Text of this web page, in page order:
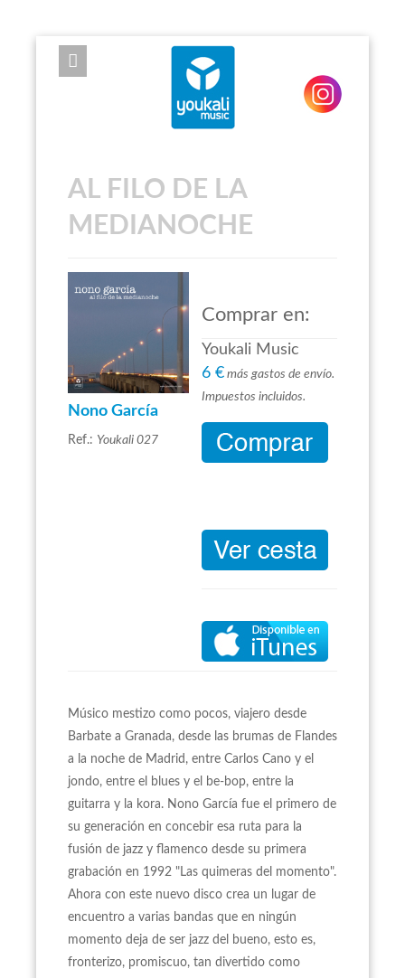
EXPOSE FRAMEWORK FOR JOOMLA 2.5 AND 3.0+
AL FILO DE LA
MEDIANOCHE
Nono García
Ref.: Youkali 027
Comprar en:
Youkali Music
6 € más gastos de envío.
Impuestos incluidos.
Músico mestizo como pocos, viajero desde
Barbate a Granada, desde las brumas de Flandes
a la noche de Madrid, entre Carlos Cano y el
jondo, entre el blues y el be-bop, entre la
guitarra y la kora. Nono García fue el primero de
su generación en concebir esa ruta para la
fusión de jazz y flamenco desde su primera
grabación en 1992 "Las quimeras del momento".
Ahora con este nuevo disco crea un lugar de
encuentro a varias bandas que en ningún
momento deja de ser jazz del bueno, esto es,
fronterizo, promiscuo, tan divertido como